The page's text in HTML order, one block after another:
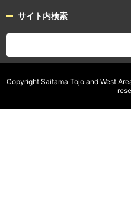
サイト内検索
Copyright Saitama Tojo and West